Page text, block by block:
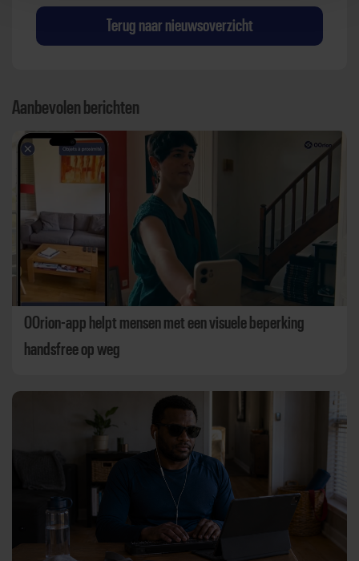
Terug naar nieuwsoverzicht
Aanbevolen berichten
OOrion-app helpt mensen met een visuele beperking
handsfree op weg